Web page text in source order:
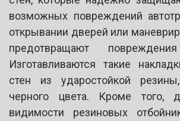
возможных повреждений
открывании дверей или
предотвращают
Изготавливаются такие
стен из ударостойкой
черного цвета. Кроме того,
видимости резиновых